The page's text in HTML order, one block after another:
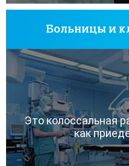
Больницы и
Это колоссальная
как